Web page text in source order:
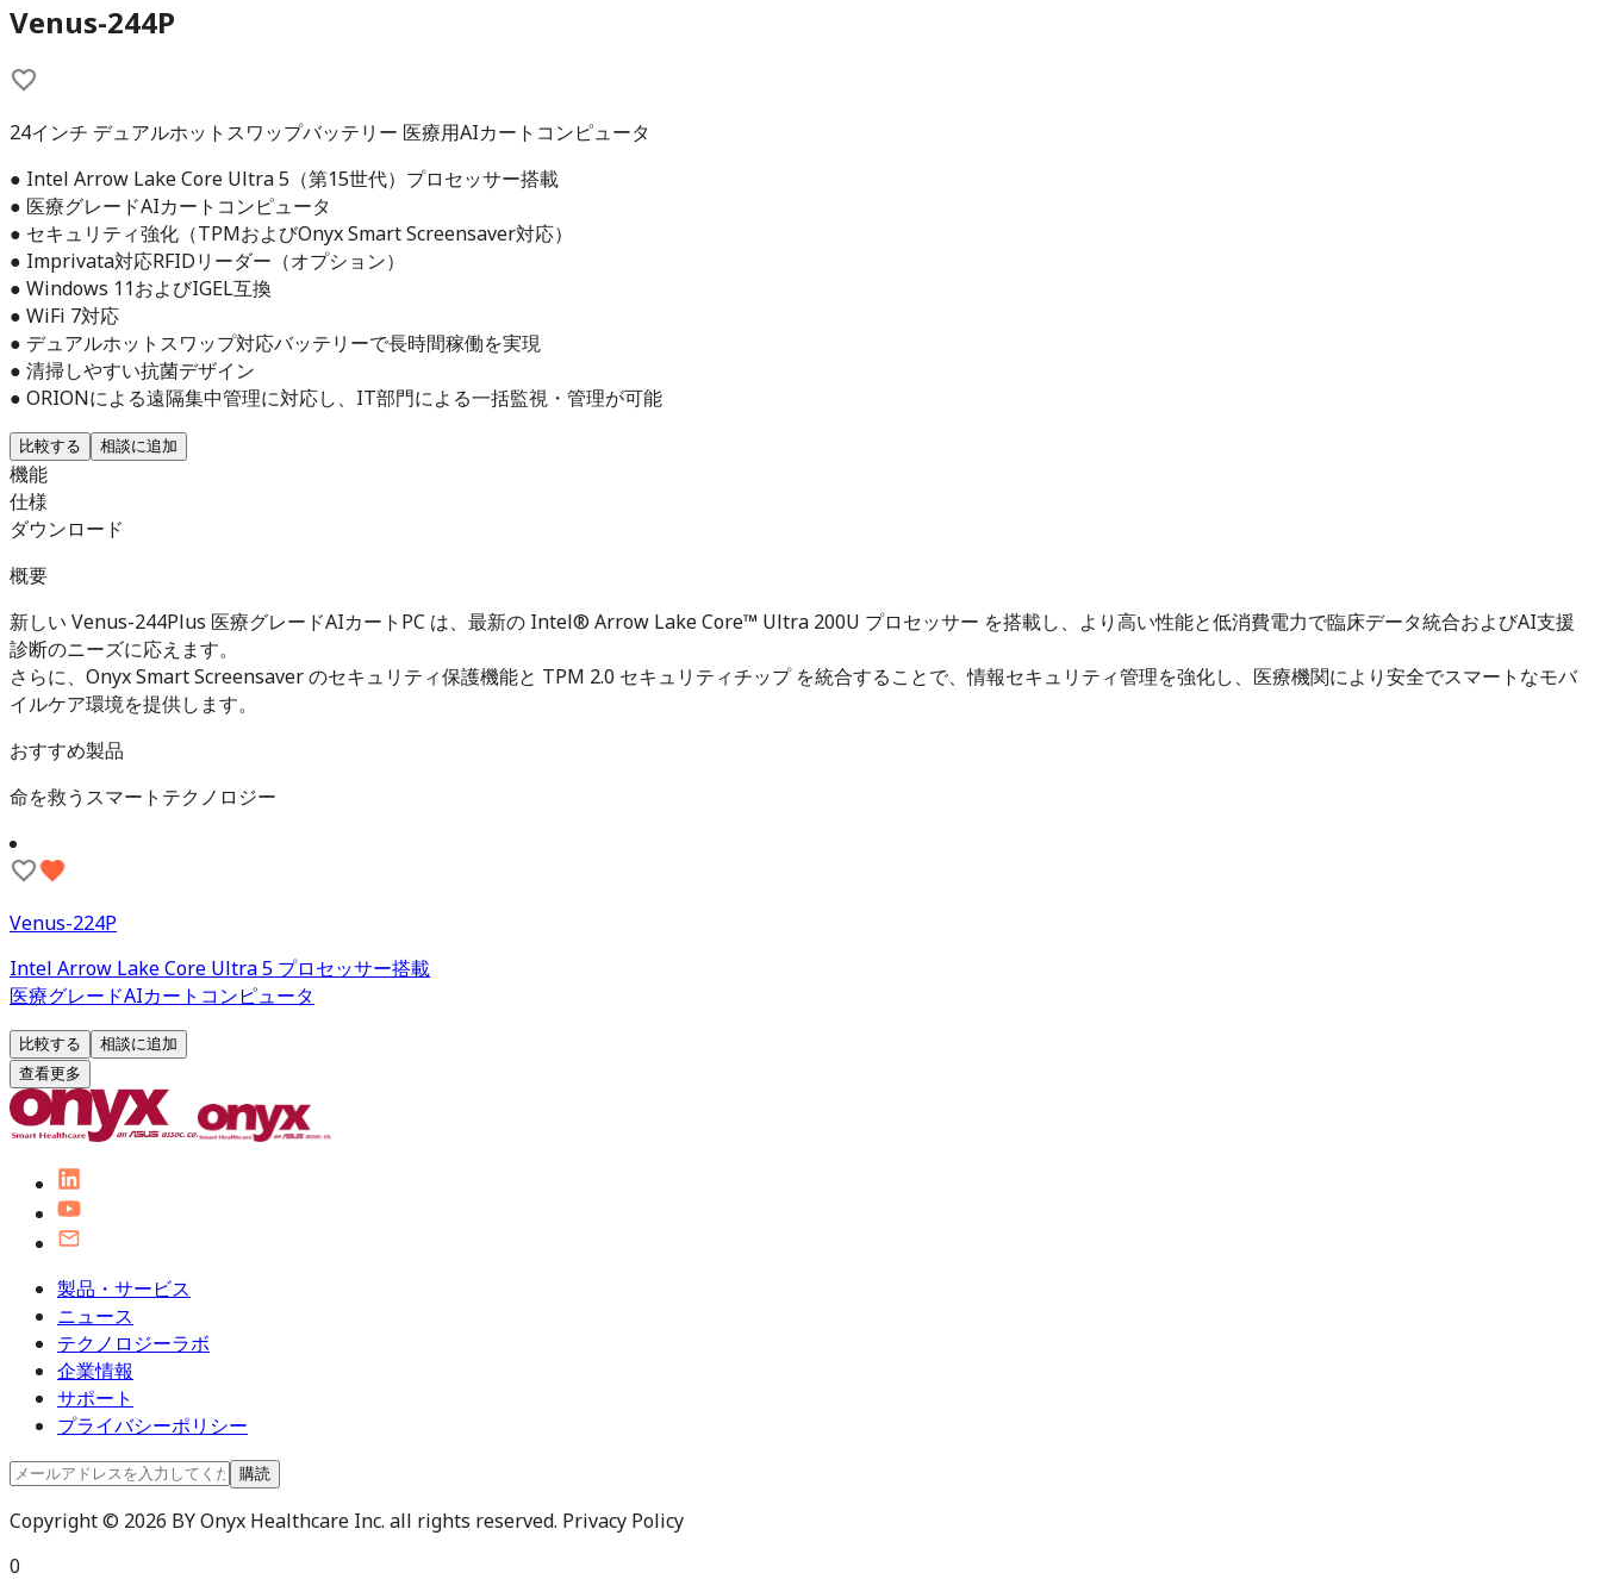
Venus-244P
24インチ デュアルホットスワップバッテリー 医療用AIカートコンピュータ
● Intel Arrow Lake Core Ultra 5（第15世代）プロセッサー搭載
● 医療グレードAIカートコンピュータ
● セキュリティ強化（TPMおよびOnyx Smart Screensaver対応）
● Imprivata対応RFIDリーダー（オプション）
● Windows 11およびIGEL互換
● WiFi 7対応
● デュアルホットスワップ対応バッテリーで長時間稼働を実現
● 清掃しやすい抗菌デザイン
● ORIONによる遠隔集中管理に対応し、IT部門による一括監視・管理が可能
比較する 相談に追加
機能
仕様
ダウンロード
概要
新しい Venus-244Plus 医療グレードAIカートPC は、最新の Intel® Arrow Lake Core™ Ultra 200U プロセッサー を搭載し、より高い性能と低消費電力で臨床データ統合およびAI支援
診断のニーズに応えます。
さらに、Onyx Smart Screensaver のセキュリティ保護機能と TPM 2.0 セキュリティチップ を統合することで、情報セキュリティ管理を強化し、医療機関により安全でスマートなモバ
イルケア環境を提供します。
おすすめ製品
命を救うスマートテクノロジー
Venus-224P
Intel Arrow Lake Core Ultra 5 プロセッサー搭載
医療グレードAIカートコンピュータ
比較する
相談に追加
查看更多
製品・サービス
ニュース
テクノロジーラボ
企業情報
サポート
プライバシーポリシー
購読
Copyright © 2026 BY Onyx Healthcare Inc. all rights reserved. Privacy Policy
0